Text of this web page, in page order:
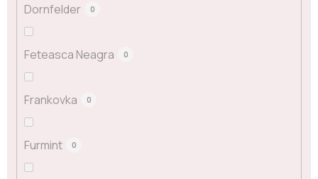
Dornfelder 0
Feteasca Neagra 0
Frankovka 0
Furmint 0